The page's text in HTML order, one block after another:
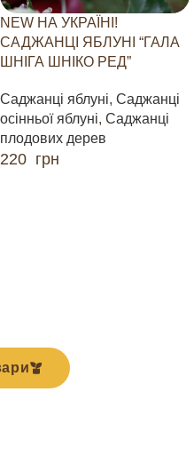
NEW НА УКРАЇНІ!
САДЖАНЦІ ЯБЛУНІ “ГАЛА
ШНІГА ШНІКО РЕД”
Саджанці яблуні, Саджанці
осінньої яблуні, Саджанці
плодових дерев
220 грн